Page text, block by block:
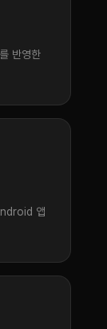
반영한
앱